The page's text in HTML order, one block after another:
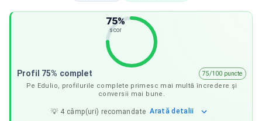
75%
scor
Profil 75% complet
75/100 puncte
Pe Edulio, profilurile complete primesc mai multă încredere și
conversii mai bune.
💡 4 câmp(uri) recomandate Arată detalii